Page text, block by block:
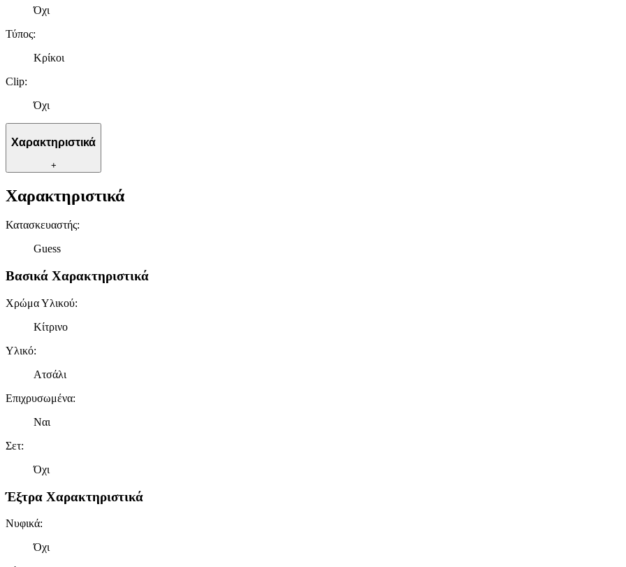
Όχι
Τύπος:
Κρίκοι
Clip:
Όχι
Χαρακτηριστικά
+
Χαρακτηριστικά
Κατασκευαστής:
Guess
Βασικά Χαρακτηριστικά
Χρώμα Υλικού:
Κίτρινο
Υλικό:
Ατσάλι
Επιχρυσωμένα:
Ναι
Σετ:
Όχι
Έξτρα Χαρακτηριστικά
Νυφικά:
Όχι